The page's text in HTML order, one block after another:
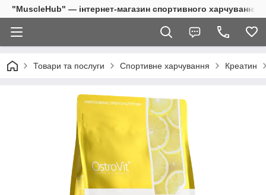
"MuscleHub" — інтернет-магазин спортивного харчування
Товари та послуги Спортивне харчування Креатин